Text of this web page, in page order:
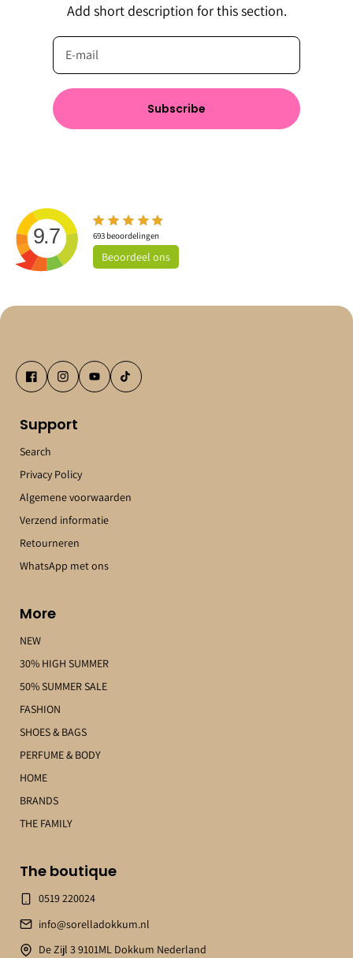
Add short description for this section.
Subscribe
9.7 693beoordelingen
Beoordeel ons
Support
Search
Privacy Policy
Algemene voorwaarden
Verzend informatie
Retourneren
WhatsApp met ons
More
NEW
30% HIGH SUMMER
50% SUMMER SALE
FASHION
SHOES & BAGS
PERFUME & BODY
HOME
BRANDS
THE FAMILY
The boutique
0519 220024
info@sorelladokkum.nl
De Zijl 3 9101ML Dokkum Nederland